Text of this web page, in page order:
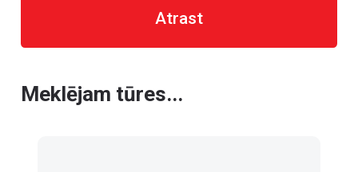
Atrast
Meklējam tūres...